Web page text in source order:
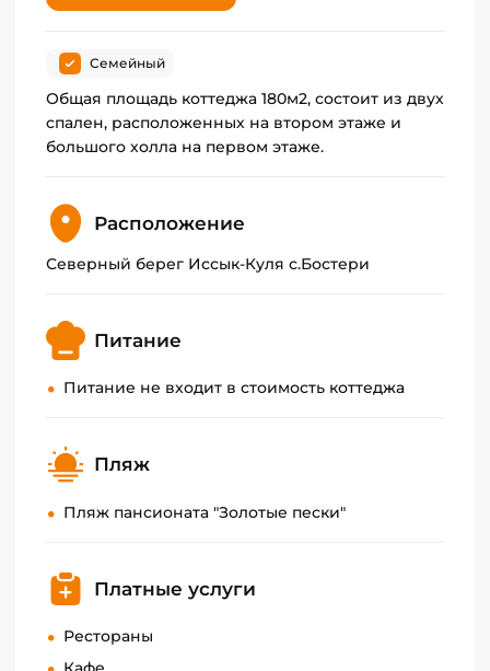
Семейный
Общая площадь коттеджа 180м2, состоит из двух
спален, расположенных на втором этаже и
большого холла на первом этаже.
Расположение
Северный берег Иссык-Куля с.Бостери
Питание
Питание не входит в стоимость коттеджа
Пляж
Пляж пансионата "Золотые пески"
Платные услуги
Рестораны